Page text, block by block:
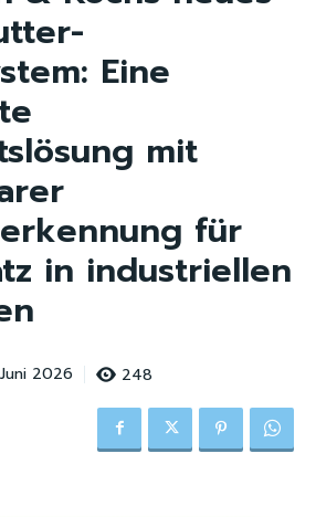
Eine
mit
für
in industriellen
2026 248